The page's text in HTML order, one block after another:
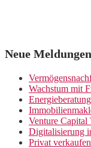
Neue Meldungen
Wachstum mit
Venture Capital
Digitalisierung
Privat